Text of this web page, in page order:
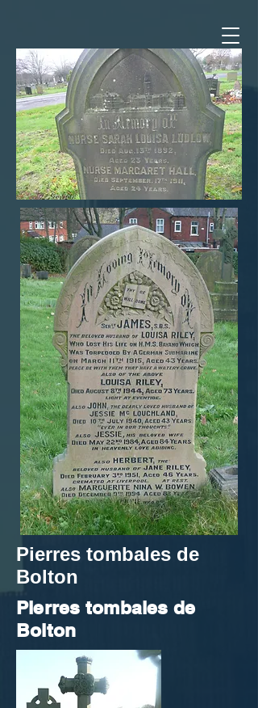
Pierres tombales de
Bolton
Pierres tombales de
Bolton